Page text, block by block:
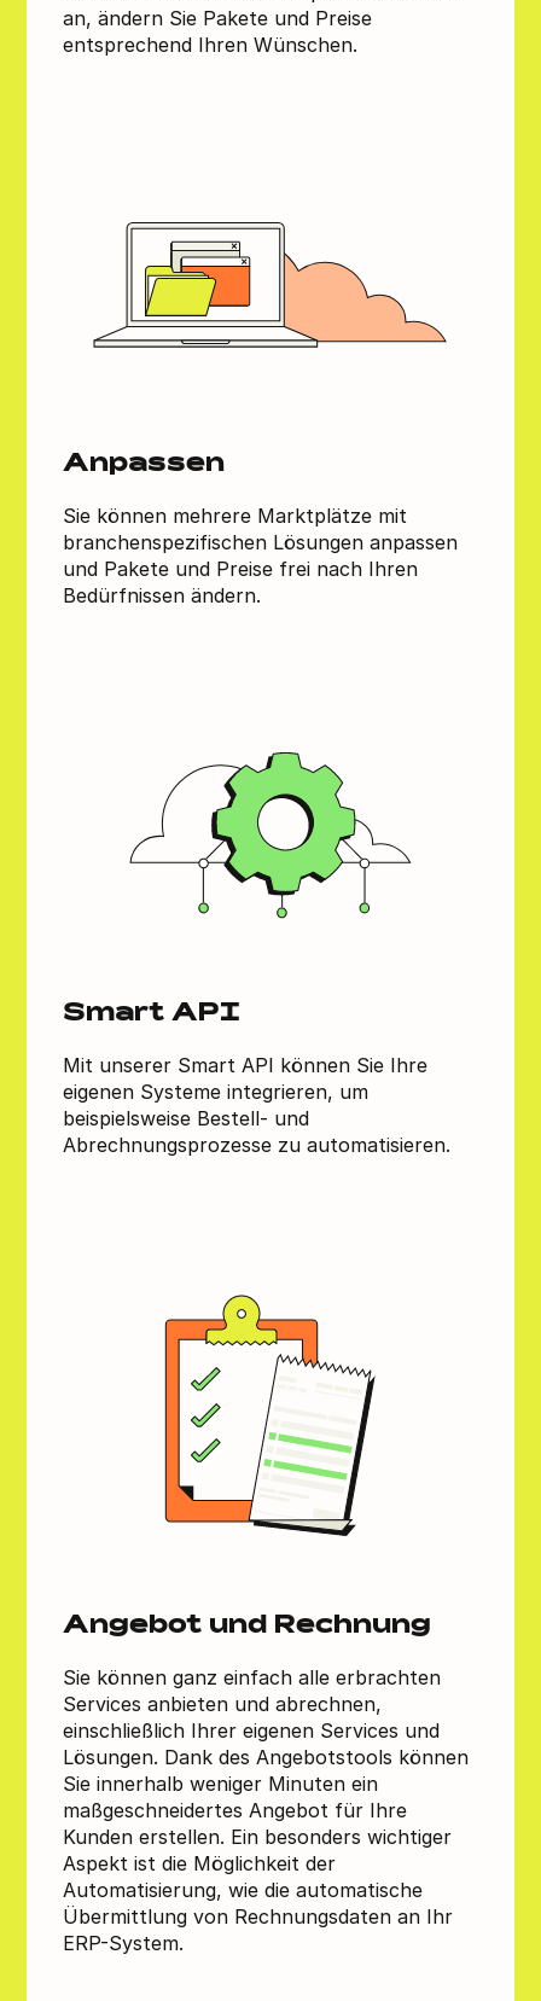
an, ändern Sie Pakete und Preise
entsprechend Ihren Wünschen.
Anpassen
Sie können mehrere Marktplätze mit
branchenspezifischen Lösungen anpassen
und Pakete und Preise frei nach Ihren
Bedürfnissen ändern.
Smart API
Mit unserer Smart API können Sie Ihre
eigenen Systeme integrieren, um
beispielsweise Bestell- und
Abrechnungsprozesse zu automatisieren.
Angebot und Rechnung
Sie können ganz einfach alle erbrachten
Services anbieten und abrechnen,
einschließlich Ihrer eigenen Services und
Lösungen. Dank des Angebotstools können
Sie innerhalb weniger Minuten ein
maßgeschneidertes Angebot für Ihre
Kunden erstellen. Ein besonders wichtiger
Aspekt ist die Möglichkeit der
Automatisierung, wie die automatische
Übermittlung von Rechnungsdaten an Ihr
ERP-System.